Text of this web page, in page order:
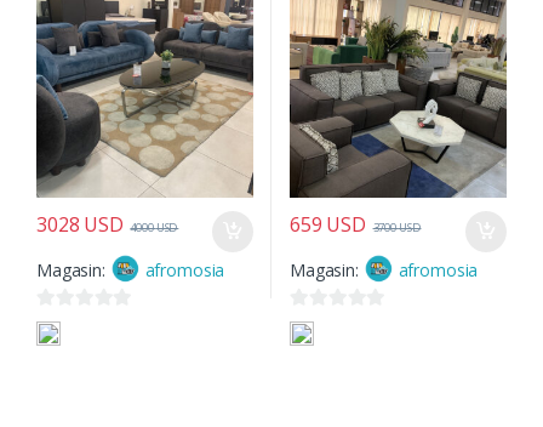
3028 USD 4000USD
Magasin: afromosia
0
s
659 USD 3700USD
Magasin: afromosia
0
s